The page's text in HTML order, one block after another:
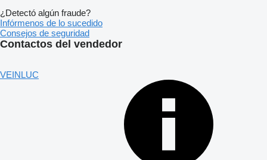
¿Detectó algún fraude?
Infórmenos de lo sucedido
Consejos de seguridad
Contactos del vendedor
VEINLUC